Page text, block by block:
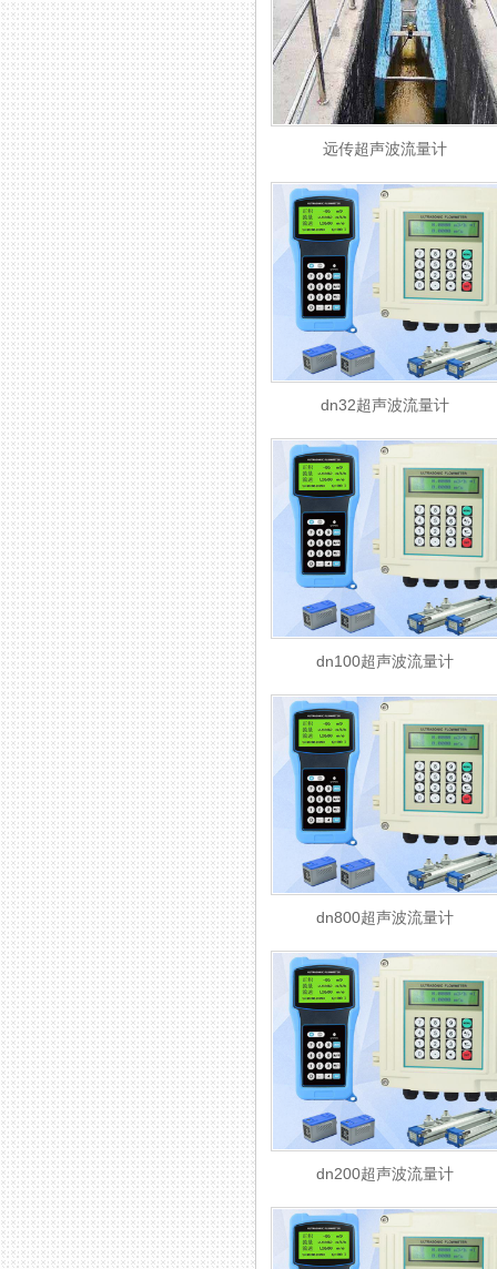
远传超声波流量计
dn32超声波流量计
dn100超声波流量计
dn800超声波流量计
dn200超声波流量计